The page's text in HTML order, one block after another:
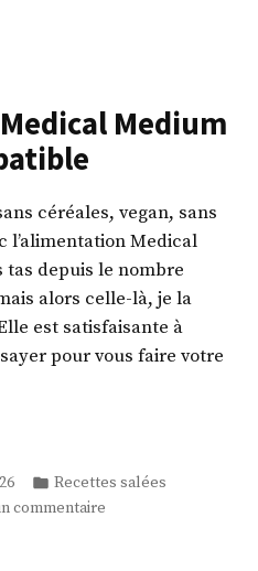
terre
au
et
rapides
Medium
céréales, vegan, sans
l’alimentation Medical
tas depuis le nombre
alors celle-là, je la
est satisfaisante à
pour vous faire votre
Publié
dans
Recettes salées
commentaire